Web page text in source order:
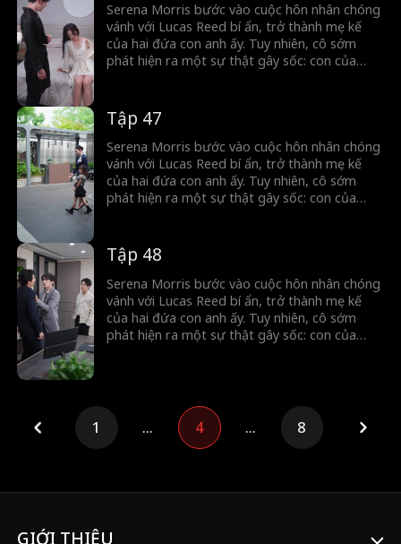
Serena Morris bước vào cuộc hôn nhân chóng
vánh với Lucas Reed bí ẩn, trở thành mẹ kế
của hai đứa con anh ấy. Tuy nhiên, cô sớm
phát hiện ra một sự thật gây sốc: con của
mật chôn vùi lâu nay được phơi bày...
Tập 47
Serena Morris bước vào cuộc hôn nhân chóng
vánh với Lucas Reed bí ẩn, trở thành mẹ kế
của hai đứa con anh ấy. Tuy nhiên, cô sớm
phát hiện ra một sự thật gây sốc: con của
mật chôn vùi lâu nay được phơi bày...
Tập 48
Serena Morris bước vào cuộc hôn nhân chóng
vánh với Lucas Reed bí ẩn, trở thành mẹ kế
của hai đứa con anh ấy. Tuy nhiên, cô sớm
phát hiện ra một sự thật gây sốc: con của
1 ... 4 ... 8
GIỚI THIỆU